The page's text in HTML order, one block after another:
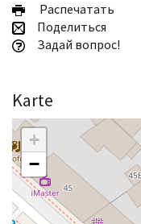
Pаспечатать
Поделиться
Задай вопрос!
Karte
+
−